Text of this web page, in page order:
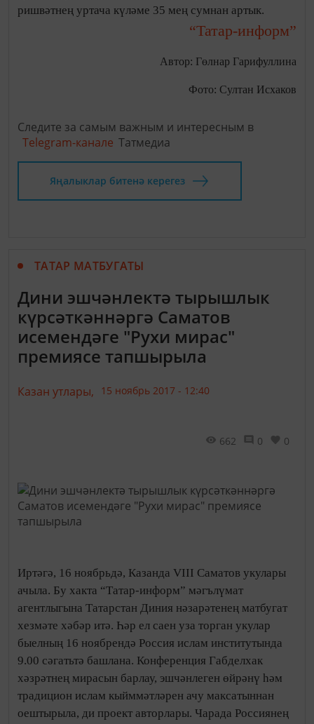
ришвәтнең уртача күләме 35 мең сумнан артык.
“Татар-информ”
Автор: Гөлнар Гарифуллина
Фото: Султан Исхаков
Следите за самым важным и интересным в
Telegram-канале Татмедиа
Яңалыклар битенә керегез
ТАТАР МАТБУГАТЫ
Дини эшчәнлектә тырышлык
күрсәткәннәргә Саматов
исемендәге "Рухи мирас"
премиясе тапшырыла
Казан утлары, 15 ноябрь 2017 - 12:40
662 0 0
Иртәгә, 16 ноябрьдә, Казанда VIII Саматов укулары
ачыла. Бу хакта “Татар-информ” мәгълүмат
агентлыгына Татарстан Диния нәзарәтенең матбугат
хезмәте хәбәр итә. Һәр ел саен уза торган укулар
быелның 16 ноябрендә Россия ислам институтында
9.00 сәгатьтә башлана. Конференция Габделхак
хәзрәтнең мирасын барлау, эшчәнлеген өйрәнү һәм
традицион ислам кыйммәтләрен ачу максатыннан
оештырыла, ди проект авторлары. Чарада Россиянең